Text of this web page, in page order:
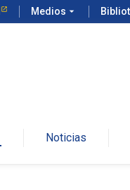
Medios arrow_drop_down
Noticias